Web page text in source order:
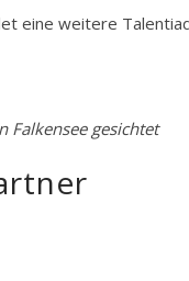
eine weitere
Falkensee gesichtet